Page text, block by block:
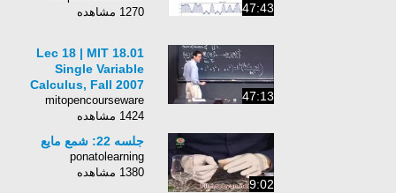
47:43
1270 مشاهده
47:13
Lec 18 | MIT 18.01
Single Variable
Calculus, Fall 2007
mitopencourseware
1424 مشاهده
9:02
جلسه 22: شمع مایع
ponatolearning
1380 مشاهده